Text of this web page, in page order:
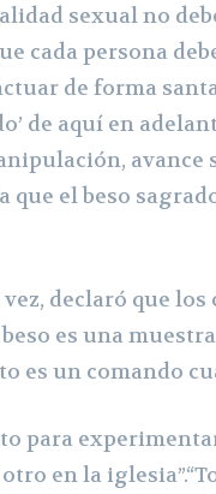
sexual no
cada persona
de forma
de aquí en
avance
que el beso
declaró que
es una
es un comando
para
en la